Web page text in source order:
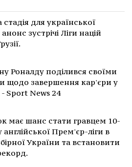
стадія для української
анонс зустрічі Ліги націй
Роналду поділився своїми
щодо завершення кар'єри у
- Sport News 24
має шанс стати гравцем 10-
англійської Прем'єр-ліги в
України та встановити